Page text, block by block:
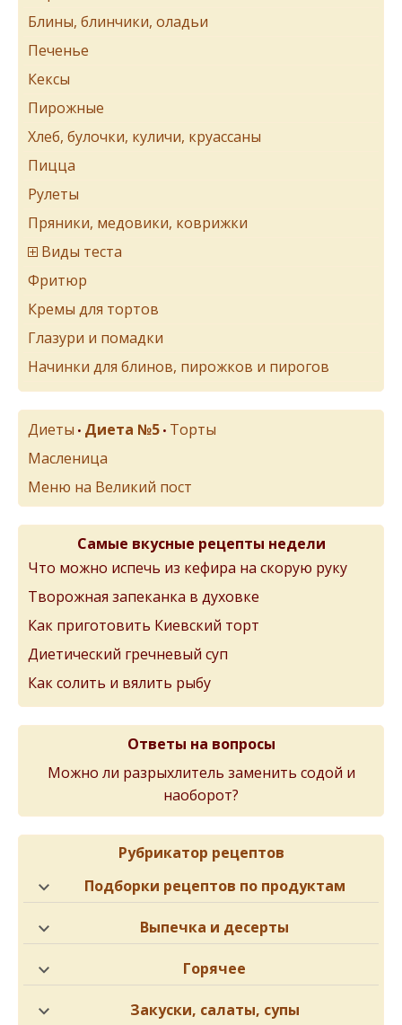
Блины, блинчики, оладьи
Печенье
Кексы
Пирожные
Хлеб, булочки, куличи, круассаны
Пицца
Рулеты
Пряники, медовики, коврижки
Виды теста
Фритюр
Кремы для тортов
Глазури и помадки
Начинки для блинов, пирожков и пирогов
Диеты • Диета №5 • Торты
Масленица
Меню на Великий пост
Самые вкусные рецепты недели
Что можно испечь из кефира на скорую руку
Творожная запеканка в духовке
Как приготовить Киевский торт
Диетический гречневый суп
Как солить и вялить рыбу
Ответы на вопросы
Можно ли разрыхлитель заменить содой и
наоборот?
Рубрикатор рецептов
Подборки рецептов по продуктам
Выпечка и десерты
Горячее
Закуски, салаты, супы